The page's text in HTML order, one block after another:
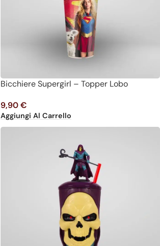
Bicchiere Supergirl – Topper Lobo
9,90€
Aggiungi Al Carrello